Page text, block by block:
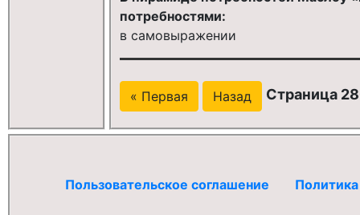
потребностями:
в самовыражении
« Первая Назад Страница
Пользовательское соглашение